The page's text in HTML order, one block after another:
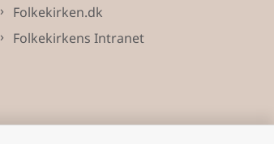
Folkekirken.dk
Folkekirkens Intranet